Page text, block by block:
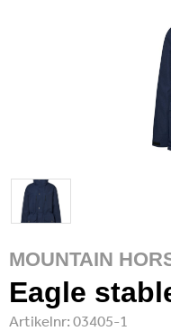
MOUNTAIN
Eagle
Artikelnr:03405-1